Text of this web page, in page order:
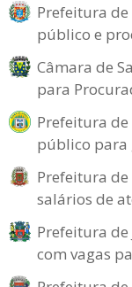
Prefeitura de
público e
Câmara de
para
Prefeitura
público para
Prefeitura de
salários de
Prefeitura de
com vagas